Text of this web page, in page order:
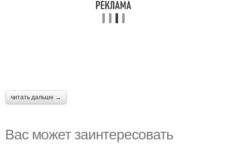
читать дальше →
Вас может заинтересовать